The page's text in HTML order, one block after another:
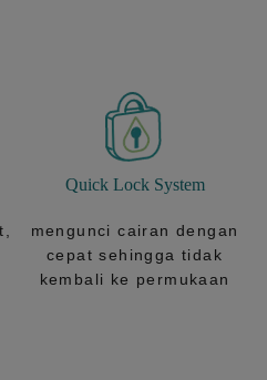
Quick Lock System
mengunci cairan dengan
cepat sehingga tidak
kembali ke permukaan